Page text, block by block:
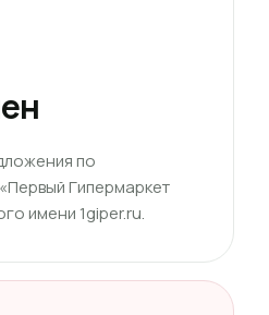
по
Гипермаркет
имени 1giper.ru.